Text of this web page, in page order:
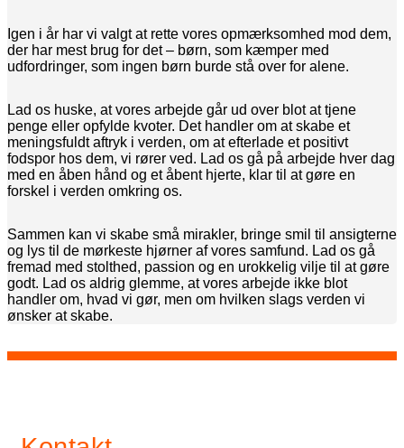
Igen i år har vi valgt at rette vores opmærksomhed mod dem,
der har mest brug for det – børn, som kæmper med
udfordringer, som ingen børn burde stå over for alene.
Lad os huske, at vores arbejde går ud over blot at tjene
penge eller opfylde kvoter. Det handler om at skabe et
meningsfuldt aftryk i verden, om at efterlade et positivt
fodspor hos dem, vi rører ved. Lad os gå på arbejde hver dag
med en åben hånd og et åbent hjerte, klar til at gøre en
forskel i verden omkring os.
Sammen kan vi skabe små mirakler, bringe smil til ansigterne
og lys til de mørkeste hjørner af vores samfund. Lad os gå
fremad med stolthed, passion og en urokkelig vilje til at gøre
godt. Lad os aldrig glemme, at vores arbejde ikke blot
handler om, hvad vi gør, men om hvilken slags verden vi
ønsker at skabe.